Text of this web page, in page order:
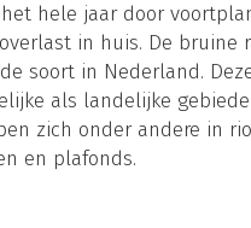
hele jaar door
in huis. De bruine
soort in Nederland.
als landelijke
zich onder andere in
en plafonds.